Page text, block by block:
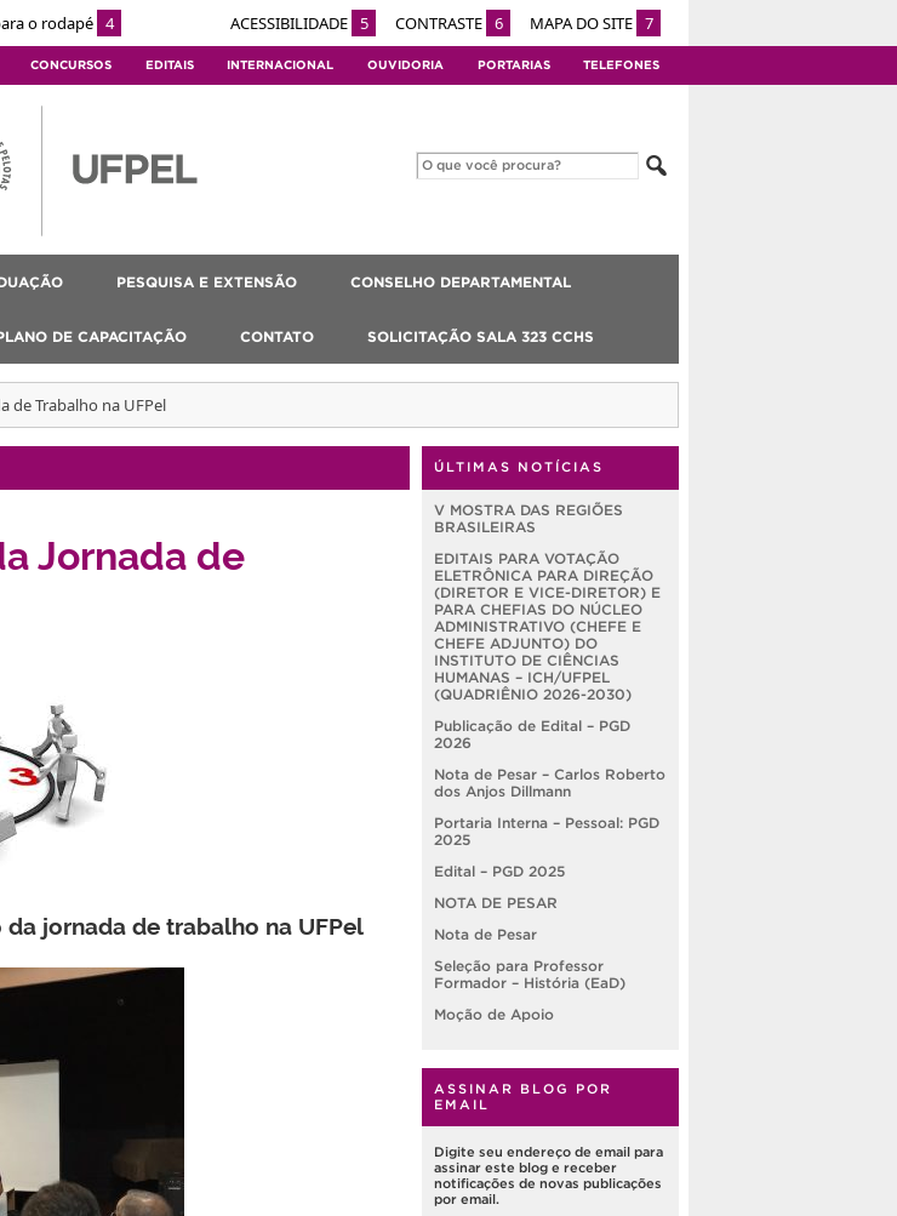
o rodapé 4 ACESSIBILIDADE 5 CONTRASTE 6 MAPA DO SITE 7
CONCURSOS EDITAIS INTERNACIONAL OUVIDORIA PORTARIAS TELEFONES
PESQUISA E EXTENSÃO CONSELHO DEPARTAMENTAL
DE CAPACITAÇÃO CONTATO SOLICITAÇÃO SALA 323 CCHS
de Trabalho na UFPel
Jornada de
jornada de trabalho na UFPel
ÚLTIMAS NOTÍCIAS
V MOSTRA DAS REGIÕES
BRASILEIRAS
EDITAIS PARA VOTAÇÃO
ELETRÔNICA PARA DIREÇÃO
(DIRETOR E VICE-DIRETOR) E
PARA CHEFIAS DO NÚCLEO
ADMINISTRATIVO (CHEFE E
CHEFE ADJUNTO) DO
INSTITUTO DE CIÊNCIAS
HUMANAS – ICH/UFPEL
(QUADRIÊNIO 2026-2030)
Publicação de Edital – PGD
2026
Nota de Pesar – Carlos Roberto
dos Anjos Dillmann
Portaria Interna – Pessoal: PGD
2025
Edital – PGD 2025
NOTA DE PESAR
Nota de Pesar
Seleção para Professor
Formador – História (EaD)
Moção de Apoio
ASSINAR BLOG POR
EMAIL
Digite seu endereço de email para
assinar este blog e receber
notificações de novas publicações
por email.